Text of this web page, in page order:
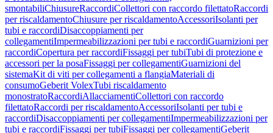
smontabiliChiusureRaccordiCollettori con raccordo filettatoRaccordi
per riscaldamentoChiusure per riscaldamentoAccessoriIsolanti per
tubi e raccordiDisaccoppiamenti per
collegamentiImpermeabilizzazioni per tubi e raccordiGuarnizioni per
raccordiCopertura per raccordiFissaggi per tubiTubi di protezione e
accessori per la posaFissaggi per collegamentiGuarnizioni del
sistemaKit di viti per collegamenti a flangiaMateriali di
consumoGeberit VolexTubi riscaldamento
monostratoRaccordiAllacciamentiCollettori con raccordo
filettatoRaccordi per riscaldamentoAccessoriIsolanti per tubi e
raccordiDisaccoppiamenti per collegamentiImpermeabilizzazioni per
tubi e raccordiFissaggi per tubiFissaggi per collegamentiGeberit